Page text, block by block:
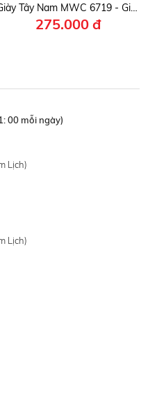
Giày Tây Nam MWC 6719 - Giày Tây Nam Da Đen Trơn Mũi Bo Tròn Tinh Tế, Thanh Lịch Và Sang Trọng.
275.000 đ
00 mỗi ngày)
Lịch)
Lịch)